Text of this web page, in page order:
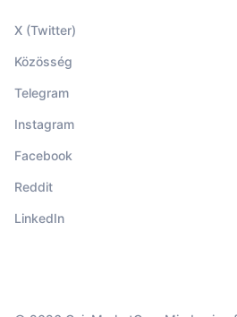
X (Twitter)
Közösség
Telegram
Instagram
Facebook
Reddit
LinkedIn